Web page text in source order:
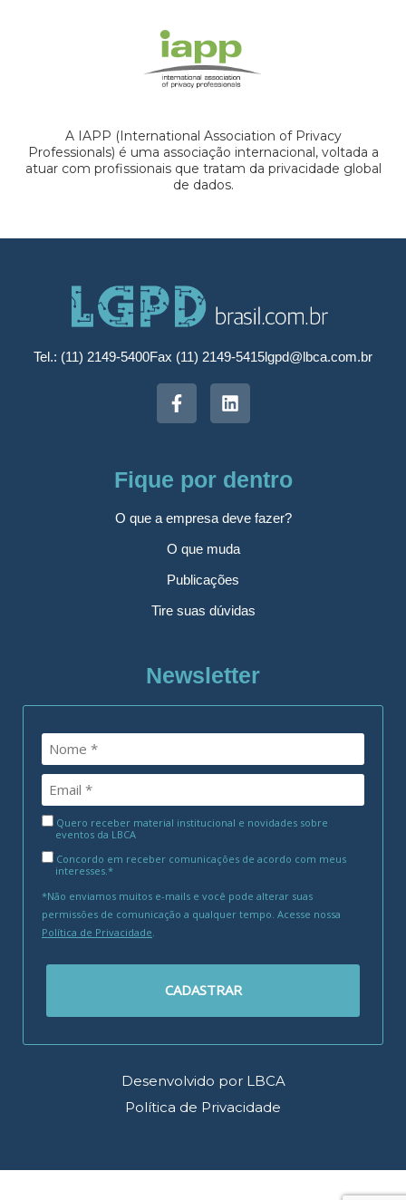
A IAPP (International Association of Privacy
Professionals) é uma associação internacional, voltada a
atuar com profissionais que tratam da privacidade global
de dados.
Tel.: (11) 2149-5400Fax (11) 2149-5415lgpd@lbca.com.br
Fique por dentro
O que a empresa deve fazer?
O que muda
Publicações
Tire suas dúvidas
Newsletter
Quero receber material institucional e novidades sobre
eventos da LBCA
Concordo em receber comunicações de acordo com meus
interesses.*
*Não enviamos muitos e-mails e você pode alterar suas
permissões de comunicação a qualquer tempo. Acesse nossa
Política de Privacidade
CADASTRAR
Desenvolvido por LBCA
Política de Privacidade